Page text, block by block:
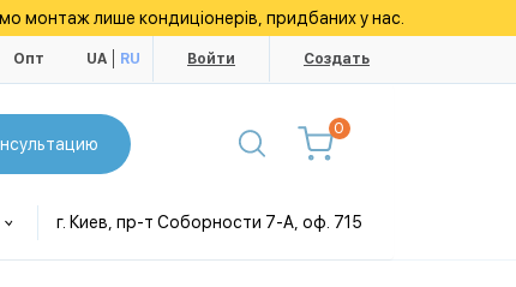
монтаж лише кондиціонерів, придбаних у нас.
Опт UA RU Войти Создать
0
г. Киев, пр-т Соборности 7-А, оф. 715